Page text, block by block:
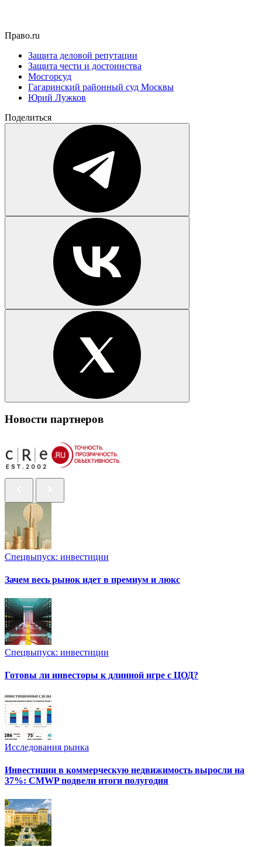
Право.ru
Защита деловой репутации
Защита чести и достоинства
Мосгорсуд
Гагаринский районный суд Москвы
Юрий Лужков
Поделиться
Новости партнеров
Спецвыпуск: инвестиции
Зачем весь рынок идет в премиум и люкс
Спецвыпуск: инвестиции
Готовы ли инвесторы к длинной игре с ЦОД?
Исследования рынка
Инвестиции в коммерческую недвижимость выросли на
37%: CMWP подвели итоги полугодия